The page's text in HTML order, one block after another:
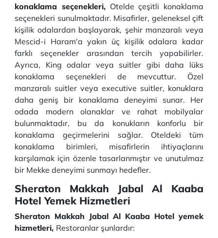
konaklama seçenekleri,Otelde çeşitli konaklama
seçenekleri sunulmaktadır. Misafirler, geleneksel çift
kişilik odalardan başlayarak, şehir manzaralı veya
Mescid-i Haram'a yakın üç kişilik odalara kadar
farklı seçenekler arasından tercih yapabilirler.
Ayrıca, King odalar veya suitler gibi daha lüks
konaklama seçenekleri de mevcuttur. Özel
manzaralı suitler veya executive suitler, konuklara
daha geniş bir konaklama deneyimi sunar. Her
odada modern olanaklar ve rahat mobilyalar
bulunmaktadır, bu da konukların konforlu bir
konaklama geçirmelerini sağlar. Oteldeki tüm
konaklama birimleri, misafirlerin ihtiyaçlarını
karşılamak için özenle tasarlanmıştır ve unutulmaz
bir Mekke deneyimi sunmayı hedefler.
Sheraton Makkah Jabal Al Kaaba
Hotel Yemek Hizmetleri
Sheraton Makkah Jabal Al Kaaba Hotel yemek
hizmetleri, Restoranlar şunlardır: